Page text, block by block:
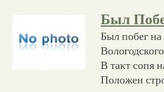
Был
Был побег
В такт сопя
Положен